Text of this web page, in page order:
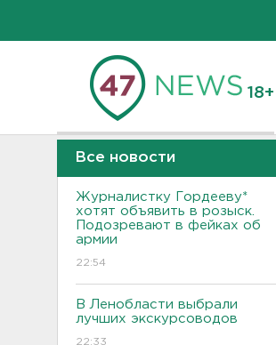
18+
Все новости
Журналистку Гордееву*
хотят объявить в розыск.
Подозревают в фейках об
армии
22:54
В Ленобласти выбрали
лучших экскурсоводов
22:33